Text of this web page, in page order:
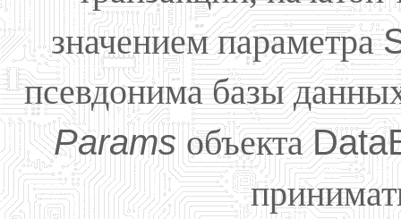
значением параметра
псевдонима базы
Paramsобъекта